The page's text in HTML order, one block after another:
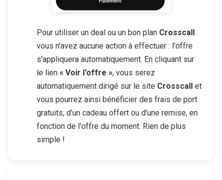
Pour utiliser un deal ou un bon plan Crosscall
vous n'avez aucune action à effectuer : l'offre
s'appliquera automatiquement. En cliquant sur
le lien « Voir l'offre », vous serez
automatiquement dirigé sur le site Crosscall et
vous pourrez ainsi bénéficier des frais de port
gratuits, d'un cadeau offert ou d'une remise, en
fonction de l'offre du moment. Rien de plus
simple !